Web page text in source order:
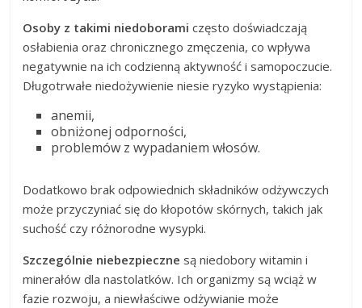
Osoby z takimi niedoborami często doświadczają
osłabienia oraz chronicznego zmęczenia, co wpływa
negatywnie na ich codzienną aktywność i samopoczucie.
Długotrwałe niedożywienie niesie ryzyko wystąpienia:
anemii,
obniżonej odporności,
problemów z wypadaniem włosów.
Dodatkowo brak odpowiednich składników odżywczych
może przyczyniać się do kłopotów skórnych, takich jak
suchość czy różnorodne wysypki.
Szczególnie niebezpieczne są niedobory witamin i
minerałów dla nastolatków. Ich organizmy są wciąż w
fazie rozwoju, a niewłaściwe odżywianie może